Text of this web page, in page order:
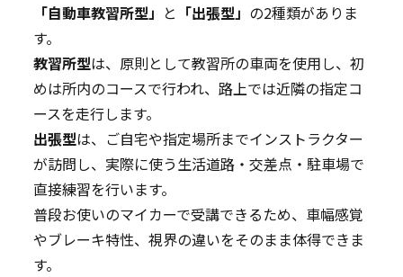
「自動車教習所型」 と 「出張型」 の2種類がありま
す。
教習所型は、原則として教習所の車両を使用し、初
めは所内のコースで行われ、路上では近隣の指定コ
ースを走行します。
出張型は、ご自宅や指定場所までインストラクター
が訪問し、実際に使う生活道路・交差点・駐車場で
直接練習を行います。
普段お使いのマイカーで受講できるため、車幅感覚
やブレーキ特性、視界の違いをそのまま体得できま
す。